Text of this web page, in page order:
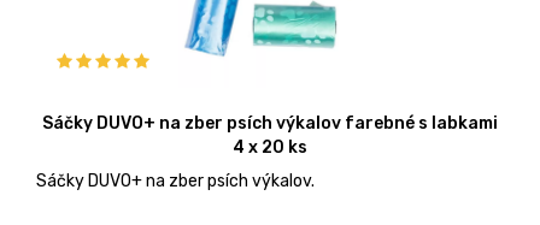
Sáčky DUVO+ na zber psích výkalov farebné s labkami
4 x 20 ks
Sáčky DUVO+ na zber psích výkalov.